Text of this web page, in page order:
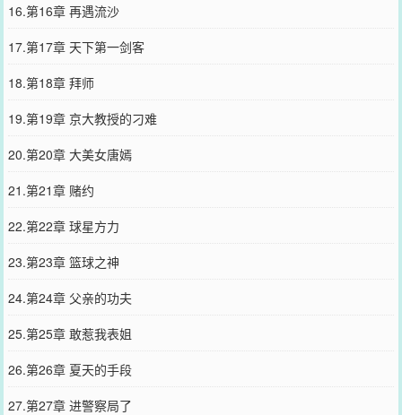
16.第16章 再遇流沙
17.第17章 天下第一剑客
18.第18章 拜师
19.第19章 京大教授的刁难
20.第20章 大美女唐嫣
21.第21章 赌约
22.第22章 球星方力
23.第23章 篮球之神
24.第24章 父亲的功夫
25.第25章 敢惹我表姐
26.第26章 夏天的手段
27.第27章 进警察局了